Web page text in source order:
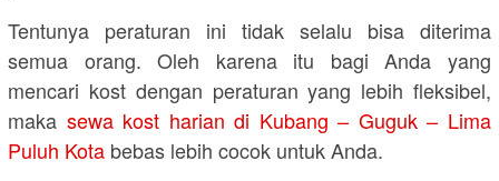
Tentunya peraturan ini tidak selalu bisa diterima
semua orang. Oleh karena itu bagi Anda yang
mencari kost dengan peraturan yang lebih fleksibel,
maka sewa kost harian di Kubang – Guguk – Lima
Puluh Kota bebas lebih cocok untuk Anda.